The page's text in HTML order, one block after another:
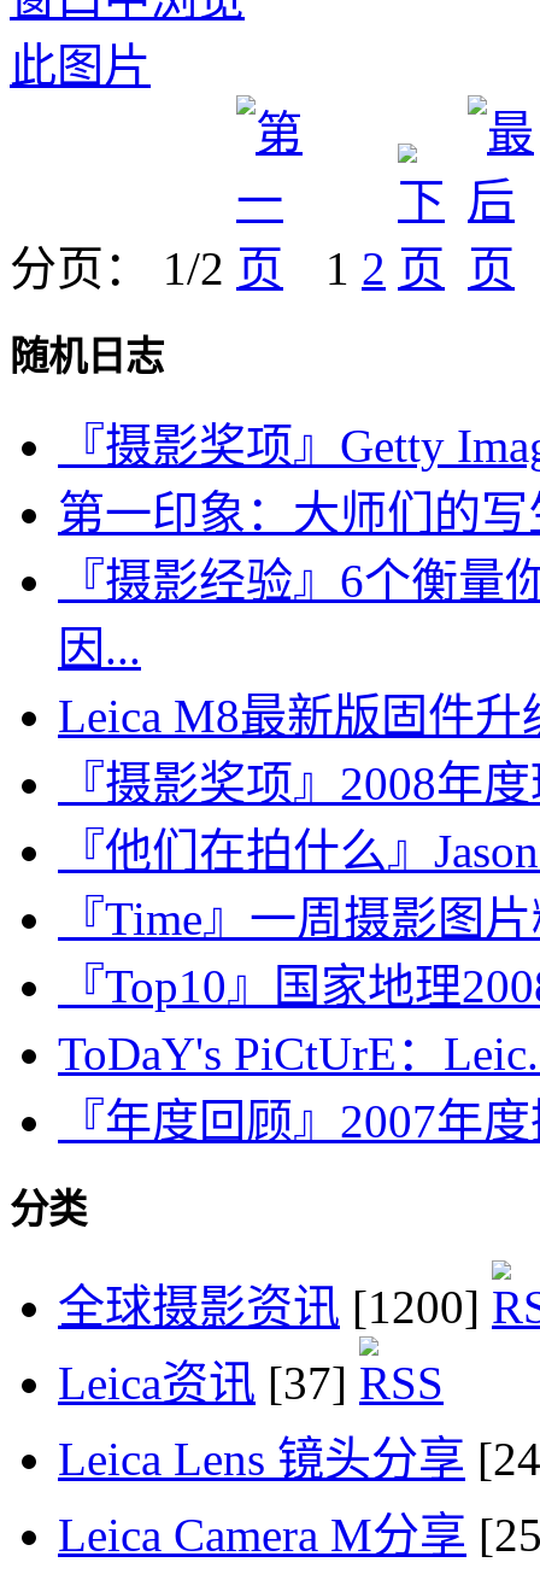
分页： 1/2 1 2
随机日志
『摄影奖项』Getty
第一印象：大师们的写
『摄影经验』6个衡
因...
Leica M8最新版固件升
『摄影奖项』2008年
『他们在拍什么』
『Time』一周摄影图
『Top10』国家地理
ToDaY's PiCtUrE：
『年度回顾』2007年
分类
全球摄影资讯 [1200]
Leica资讯 [37]
Leica Lens 镜头分享
Leica Camera M分享